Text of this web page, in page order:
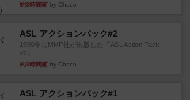
約3時間前 by Chaco
ASL アクションパック#2
1999年にMMP社が出版した『ASL Action Pack
#2』...
約3時間前 by Chaco
ASL アクションパック#1